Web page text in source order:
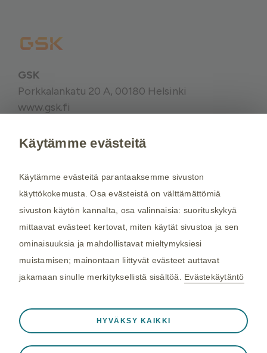
GSK
Porkkalankatu 20 A, 00180 Helsinki
www.gsk.fi
ammattilaiselta. Rokotussuositukset perustuvat
THL:nsuosituksiin. Maakohtaiset
rokotussuositukset perustuvatMatkailijan
terveysoppaaseen, jota toimittaa Kustannus Oy
Duodecim (aiemmin THL). Tarkistamme
maakohtaiset rokotesuositukset kahdesti
vuodessa.
04/2024, NP-FI-TVX-WCNT-210005
Viimeisin päivitys 25.03.2025
Käytämme evästeitä
Käytämme evästeitä parantaaksemme sivuston
käyttökokemusta. Osa evästeistä on välttämättömiä
sivuston käytön kannalta, osa valinnaisia: suorituskykyä
mittaavat evästeet kertovat, miten käytät sivustoa ja sen
ominaisuuksia ja mahdollistavat mieltymyksiesi
muistamisen; mainontaan liittyvät evästeet auttavat
jakamaan sinulle merkityksellistä sisältöä. Evästekäytäntö
Välttämättömät evästeet ❮
HYVÄKSY KAIKKI